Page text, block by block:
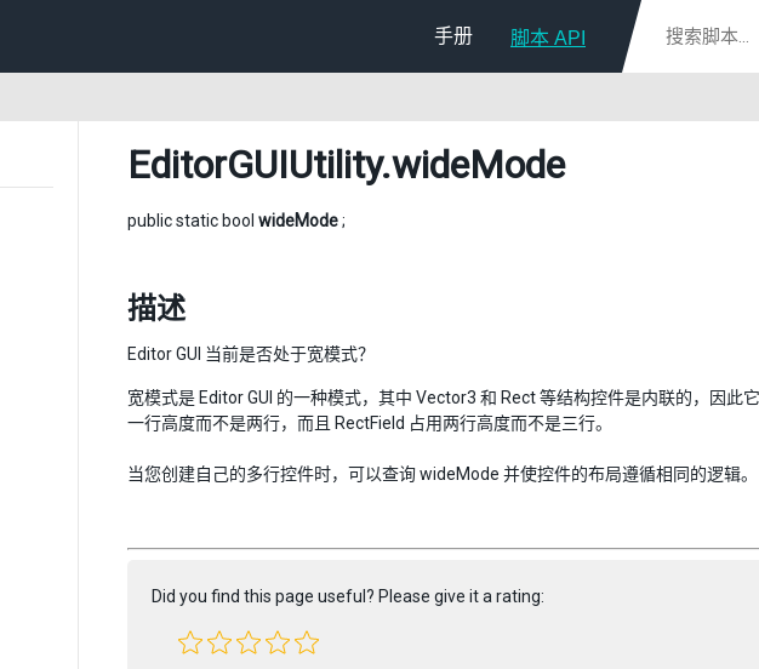
手册 脚本 API
EditorGUIUtility.wideMode
public static bool wideMode;
描述
Editor GUI 当前是否处于宽模式？
宽模式是 Editor GUI 的一种模式，其中 Vector3 和 Rect 等结构控件是内联的，因
一行高度而不是两行，而且 RectField 占用两行高度而不是三行。
当您创建自己的多行控件时，可以查询 wideMode 并使控件的布局遵循相同的逻辑。
Did you find this page useful? Please give it a rating: